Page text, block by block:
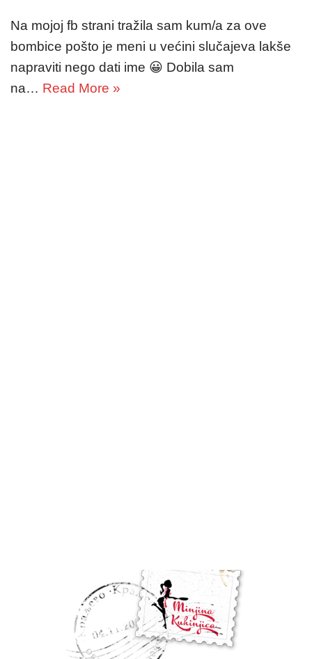
Na mojoj fb strani tražila sam kum/a za ove
bombice pošto je meni u većini slučajeva lakše
napraviti nego dati ime 😀 Dobila sam
na… Read More »